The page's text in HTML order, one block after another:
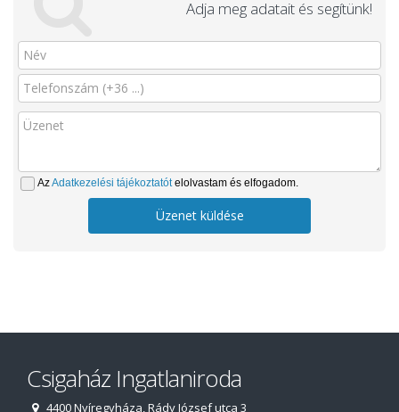
Adja meg adatait és segítünk!
AzAdatkezelési tájékoztatótelolvastam és elfogadom.
Üzenet küldése
Csigaház Ingatlaniroda
4400 Nyíregyháza, Rády József utca 3